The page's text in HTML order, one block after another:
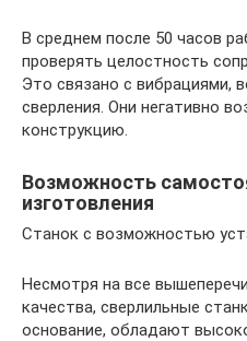
В среднем после 50 часов
проверять целостность
Это связано с вибрациями,
сверления. Они негативно
конструкцию.
Возможность
изготовления
Станок с возможностью
Несмотря на все
качества, сверлильные
основание, обладают